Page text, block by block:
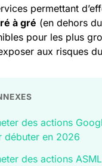
permettant
à gré (en dehors
pour les plus
aux risques
des actions
débuter en 2026
des actions